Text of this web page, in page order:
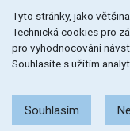
na
menu
na
obsah
na
patičku
stránky
Tyto stránky, jako
Technická cookies pro
pro vyhodnocování
Souhlasíte s užitím
Souhlasím